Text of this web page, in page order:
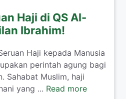
Haji di QS Al-
Ibrahim!
Haji kepada Manusia
perintah agung bagi
Sahabat Muslim, haji
yang ... Read more